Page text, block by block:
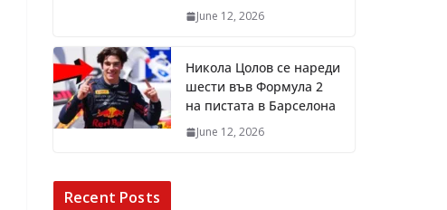
June 12, 2026
Никола Цолов се нареди
шести във Формула 2
на пистата в Барселона
June 12, 2026
Recent Posts